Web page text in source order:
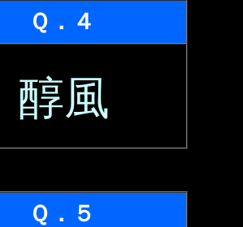
Ｑ．４
醇風
Ｑ．５